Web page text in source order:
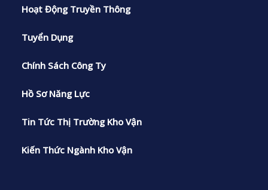
Hoạt Động Truyền Thông
Tuyển Dụng
Chính Sách Công Ty
Hồ Sơ Năng Lực
Tin Tức Thị Trường Kho Vận
Kiến Thức Ngành Kho Vận